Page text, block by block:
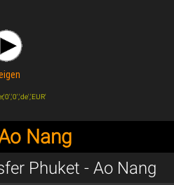
Nang
Phuket - Ao Nang